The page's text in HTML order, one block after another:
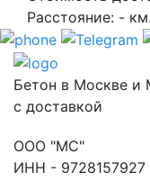
Расстояние: - км.
Бетон в Москве и
с доставкой
ООО "МС"
ИНН - 9728157927